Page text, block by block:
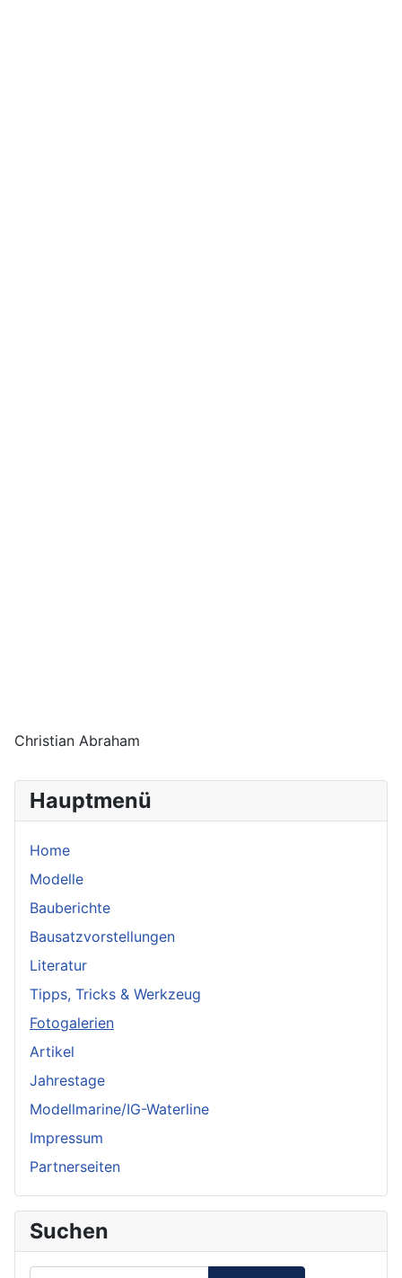
Hauptmenü
Home
Modelle
Bauberichte
Bausatzvorstellungen
Literatur
Tipps, Tricks & Werkzeug
Fotogalerien
Artikel
Jahrestage
Modellmarine/IG-Waterline
Impressum
Partnerseiten
Suchen
Christian Abraham